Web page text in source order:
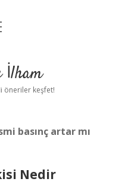
İlham
öneriler keşfet!
basınç artar mı
Nedir